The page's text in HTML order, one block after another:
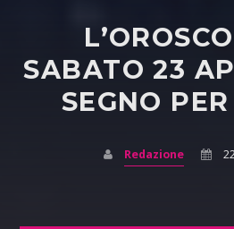
SABATO 23
SEGNO
Redazione